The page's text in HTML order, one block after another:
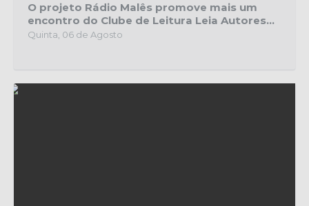
O projeto Rádio Malês promove mais um
encontro do Clube de Leitura Leia Autores...
Quinta, 06 de Agosto